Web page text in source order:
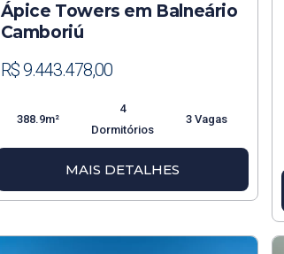
Ápice Towers em Balneário
Camboriú
R$ 9.443.478,00
388.9m²
4
Dormitórios
3 Vagas
MAIS DETALHES